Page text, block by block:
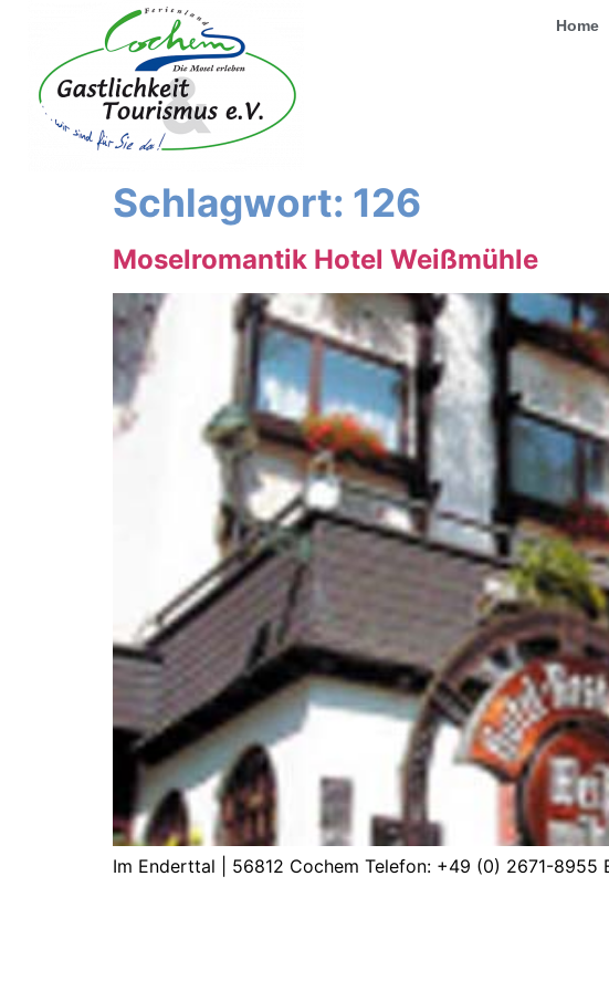
Home
Schlagwort: 126
Moselromantik Hotel Weißmühle
Im Enderttal | 56812 Cochem Telefon: +49 (0) 2671-8955